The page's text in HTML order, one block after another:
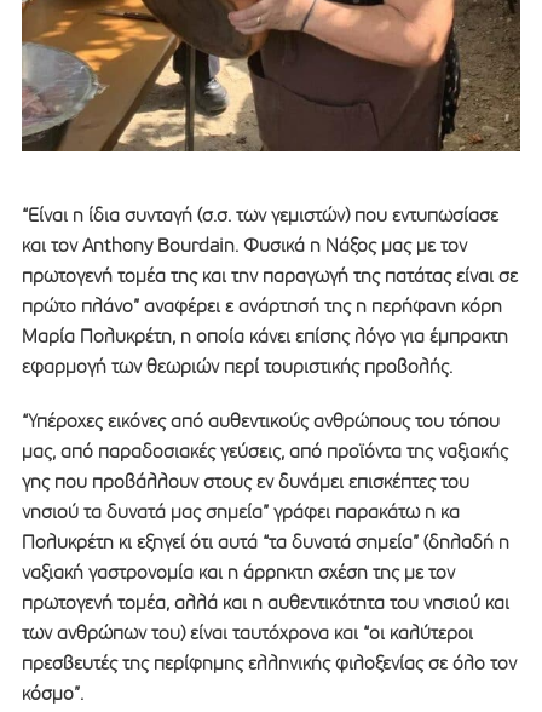
“Είναι η ίδια συνταγή (σ.σ. των γεμιστών) που εντυπωσίασε
και τον Anthony Bourdain. Φυσικά η Νάξος μας με τον
πρωτογενή τομέα της και την παραγωγή της πατάτας είναι σε
πρώτο πλάνο” αναφέρει ε ανάρτησή της η περήφανη κόρη
Μαρία Πολυκρέτη, η οποία κάνει επίσης λόγο για έμπρακτη
εφαρμογή των θεωριών περί τουριστικής προβολής.
“Υπέροχες εικόνες από αυθεντικούς ανθρώπους του τόπου
μας, από παραδοσιακές γεύσεις, από προϊόντα της ναξιακής
γης που προβάλλουν στους εν δυνάμει επισκέπτες του
νησιού τα δυνατά μας σημεία” γράφει παρακάτω η κα
Πολυκρέτη κι εξηγεί ότι αυτά “τα δυνατά σημεία” (δηλαδή η
ναξιακή γαστρονομία και η άρρηκτη σχέση της με τον
πρωτογενή τομέα, αλλά και η αυθεντικότητα του νησιού και
των ανθρώπων του) είναι ταυτόχρονα και “οι καλύτεροι
πρεσβευτές της περίφημης ελληνικής φιλοξενίας σε όλο τον
κόσμο”.